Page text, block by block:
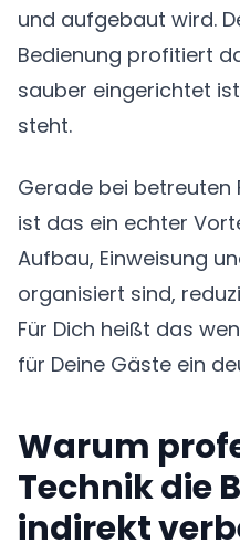
und aufgebaut wird.
Bedienung profitiert
sauber eingerichtet
steht.
Gerade bei betreuten
ist das ein echter
Aufbau, Einweisung
organisiert sind,
Für Dich heißt das
für Deine Gäste ein
Warum
Technik die
indirekt